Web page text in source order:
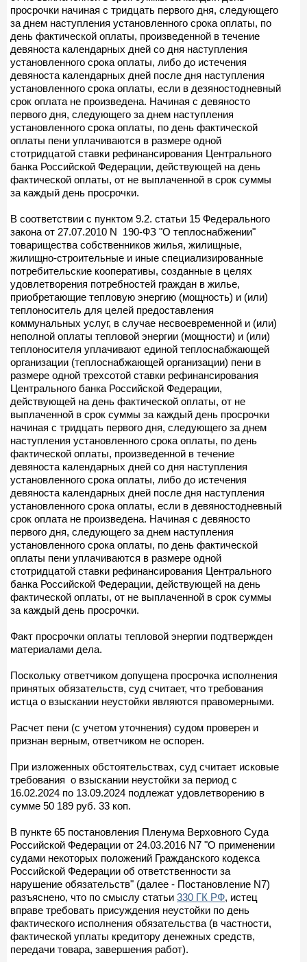
просрочки начиная с тридцать первого дня, следующего
за днем наступления установленного срока оплаты, по
день фактической оплаты, произведенной в течение
девяноста календарных дней со дня наступления
установленного срока оплаты, либо до истечения
девяноста календарных дней после дня наступления
установленного срока оплаты, если в дезяностодневный
срок оплата не произведена. Начиная с девяносто
первого дня, следующего за днем наступления
установленного срока оплаты, по день фактической
оплаты пени уплачиваются в размере одной
стотридцатой ставки рефинансирования Центрального
банка Российской Федерации, действующей на день
фактической оплаты, от не выплаченной в срок суммы
за каждый день просрочки.
В соответствии с пунктом 9.2. статьи 15 Федерального
закона от 27.07.2010 N 190-ФЗ "О теплоснабжении"
товарищества собственников жилья, жилищные,
жилищно-строительные и иные специализированные
потребительские кооперативы, созданные в целях
удовлетворения потребностей граждан в жилье,
приобретающие тепловую энергию (мощность) и (или)
теплоноситель для целей предоставления
коммунальных услуг, в случае несвоевременной и (или)
неполной оплаты тепловой энергии (мощности) и (или)
теплоносителя уплачивают единой теплоснабжающей
организации (теплоснабжающей организации) пени в
размере одной трехсотой ставки рефинансирования
Центрального банка Российской Федерации,
действующей на день фактической оплаты, от не
выплаченной в срок суммы за каждый день просрочки
начиная с тридцать первого дня, следующего за днем
наступления установленного срока оплаты, по день
фактической оплаты, произведенной в течение
девяноста календарных дней со дня наступления
установленного срока оплаты, либо до истечения
девяноста календарных дней после дня наступления
установленного срока оплаты, если в девяностодневный
срок оплата не произведена. Начиная с девяносто
первого дня, следующего за днем наступления
установленного срока оплаты, по день фактической
оплаты пени уплачиваются в размере одной
стотридцатой ставки рефинансирования Центрального
банка Российской Федерации, действующей на день
фактической оплаты, от не выплаченной в срок суммы
за каждый день просрочки.
Факт просрочки оплаты тепловой энергии подтвержден
материалами дела.
Поскольку ответчиком допущена просрочка исполнения
принятых обязательств, суд считает, что требования
истца о взыскании неустойки являются правомерными.
Расчет пени (с учетом уточнения) судом проверен и
признан верным, ответчиком не оспорен.
При изложенных обстоятельствах, суд считает исковые
требования о взыскании неустойки за период с
16.02.2024 по 13.09.2024 подлежат удовлетворению в
сумме 50 189 руб. 33 коп.
В пункте 65 постановления Пленума Верховного Суда
Российской Федерации от 24.03.2016 N7 "О применении
судами некоторых положений Гражданского кодекса
Российской Федерации об ответственности за
нарушение обязательств" (далее - Постановление N7)
разъяснено, что по смыслу статьи 330 ГК РФ, истец
вправе требовать присуждения неустойки по день
фактического исполнения обязательства (в частности,
фактической уплаты кредитору денежных средств,
передачи товара, завершения работ).